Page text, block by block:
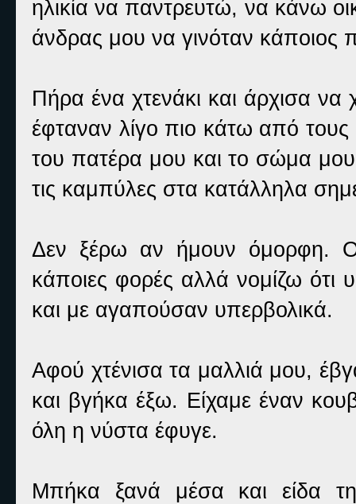
ηλικία να παντρευτώ, να κάνω
άνδρας μου να γινόταν κάποιος
Πήρα ένα χτενάκι και άρχισα να
έφταναν λίγο πιο κάτω από
του πατέρα μου και το σώμα μου
τις καμπύλες στα κατάλληλα
Δεν ξέρω αν ήμουν όμορφη.
κάποιες φορές αλλά νομίζω ότι
και με αγαπούσαν υπερβολικά.
Αφού χτένισα τα μαλλιά μου,
και βγήκα έξω. Είχαμε έναν
όλη η νύστα έφυγε.
Μπήκα ξανά μέσα και είδα